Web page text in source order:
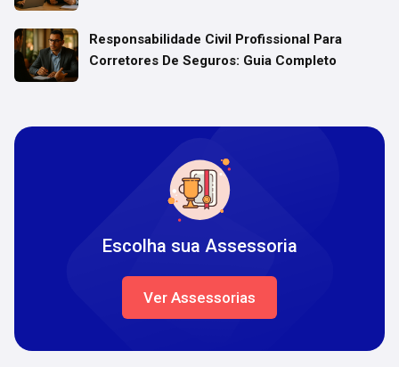
Responsabilidade Civil Profissional Para
Corretores De Seguros: Guia Completo
Escolha sua Assessoria
Ver Assessorias